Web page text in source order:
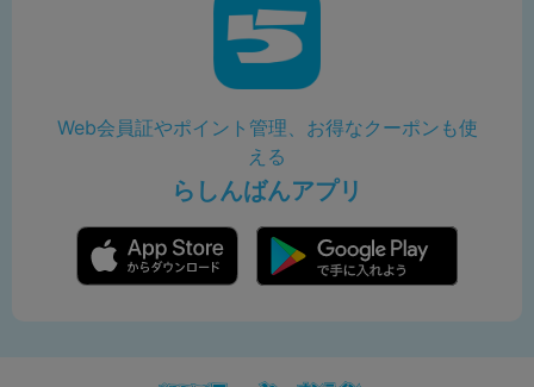
Web会員証やポイント管理、お得なクーポンも使
える
らしんばんアプリ